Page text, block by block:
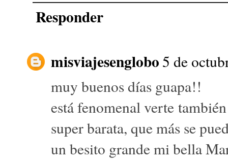
Responder
misviajesenglobo 5 de
muy buenos días guapa!!
está fenomenal verte
super barata, que más se
un besito grande mi bella